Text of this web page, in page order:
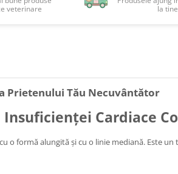
veterinare
la
Prietenului Tău Necuvântător
Cardiace
o formă alungită și cu o linie mediană. Este